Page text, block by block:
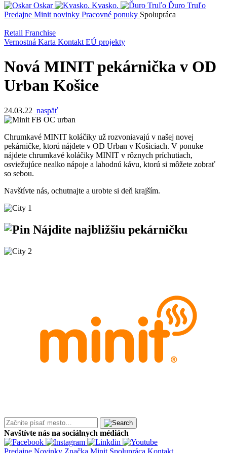
Oskar Kvasko.
Ďuro Truľo
Predajne Minit novinky Pracovné ponuky Spolupráca
Retail Franchise
Vernostná Karta Kontakt EÚ projekty
Nová MINIT pekárnička v OD
Urban Košice
24.03.22 naspäť
Chrumkavé MINIT koláčiky už rozvoniavajú v našej novej
pekárničke, ktorú nájdete v OD Urban v Košiciach. V ponuke
nájdete chrumkavé koláčiky MINIT v rôznych príchutiach,
osviežujúce nealko nápoje a lahodnú kávu, ktorú si môžete zobrať
so sebou.
Navštívte nás, ochutnajte a urobte si deň krajším.
Nájdite najbližšiu pekárničku
Navštívte nás na sociálnych médiách
Predajne Novinky Značka Minit Spolupráca Kontakt